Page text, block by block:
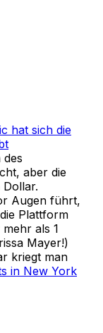
hat sich die
aber die
Augen führt,
Plattform
als 1
Mayer!)
kriegt man
in New York